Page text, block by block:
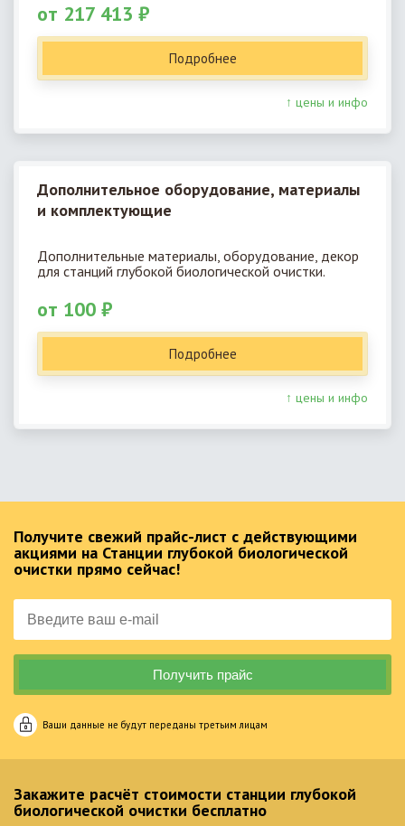
от 217 413 ₽
Подробнее
↑ цены и инфо
Дополнительное оборудование, материалы
и комплектующие
Дополнительные материалы, оборудование, декор
для станций глубокой биологической очистки.
от 100 ₽
Подробнее
↑ цены и инфо
Получите свежий прайс-лист с действующими
акциями на Станции глубокой биологической
очистки прямо сейчас!
Ваши данные не будут переданы третьим лицам
Закажите расчёт стоимости станции глубокой
биологической очистки бесплатно